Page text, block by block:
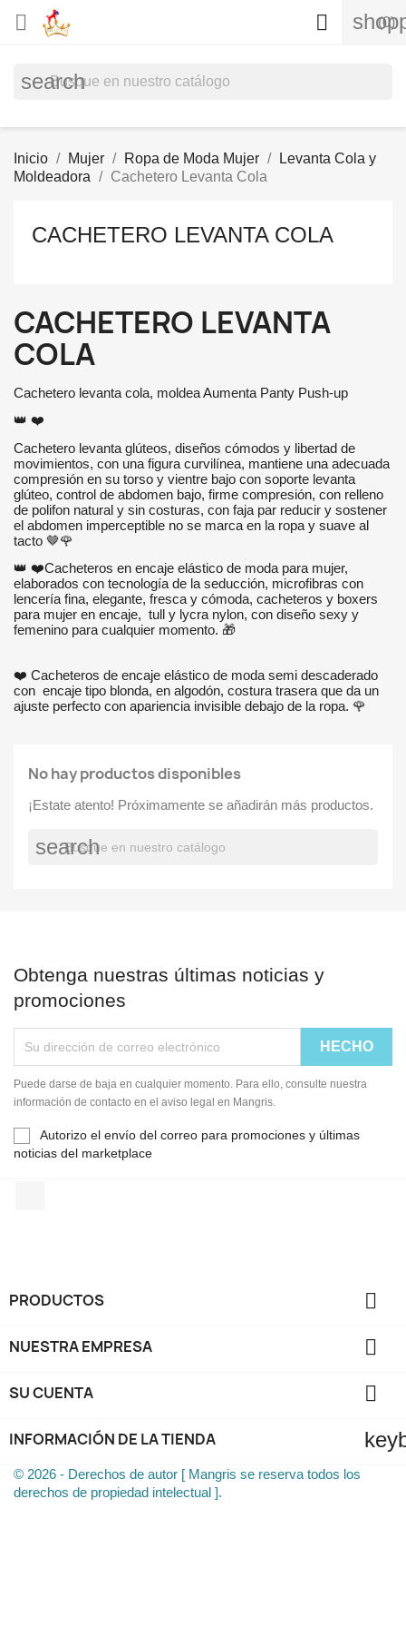
 (0)

search
Inicio Mujer Ropa de Moda Mujer
Levanta Cola y
Moldeadora
Cachetero Levanta Cola
CACHETERO LEVANTA COLA
CACHETERO LEVANTA
COLA
Cachetero levanta cola, moldea Aumenta Panty Push-up
👑 ❤️
Cachetero levanta glúteos, diseños cómodos y libertad de
movimientos, con una figura curvilínea, mantiene una adecuada
compresión en su torso y vientre bajo con soporte levanta
glúteo, control de abdomen bajo, firme compresión, con relleno
de polifon natural y sin costuras, con faja par reducir y sostener
el abdomen imperceptible no se marca en la ropa y suave al
tacto 🤎🌹
👑 ❤️Cacheteros en encaje elástico de moda para mujer,
elaborados con tecnología de la seducción, microfibras con
lencería fina, elegante, fresca y cómoda, cacheteros y boxers
para mujer en encaje, tull y lycra nylon, con diseño sexy y
femenino para cualquier momento. 🎁
❤️ Cacheteros de encaje elástico de moda semi descaderado
con encaje tipo blonda, en algodón, costura trasera que da un
ajuste perfecto con apariencia invisible debajo de la ropa. 🌹
No hay productos disponibles
¡Estate atento! Próximamente se añadirán más productos.
search
Obtenga nuestras últimas noticias y
promociones
Puede darse de baja en cualquier momento. Para ello, consulte nuestra
información de contacto en el aviso legal en Mangris.
Autorizo el envío del correo para promociones y últimas
noticias del marketplace
PRODUCTOS 
NUESTRA EMPRESA 
SU CUENTA 
INFORMACIÓN DE LA TIENDA
© 2026 - Derechos de autor [ Mangris se reserva todos los
derechos de propiedad intelectual ].